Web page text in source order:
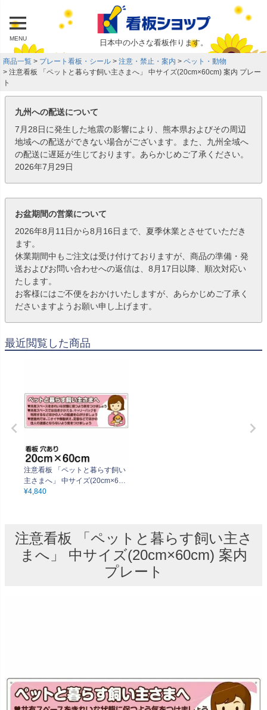
MENU 日本中の小さな看板作ります。
商品一覧 プレート看板・シール 注意・禁止・案内
ペット・動物
注意看板 「ペットと暮らす飼い主さまへ」 中サイズ(20cm×60cm) 案内 プレー
ト
九州への配送について
7月28日に発生した地震の影響により、熊本県およびその周辺
地域への配送ができない場合がございます。また、九州全域へ
の配送に遅延が生じております。あらかじめご了承ください。
2026年7月29日
お盆期間の営業について
2026年8月11日から8月16日まで、夏季休業とさせていただき
ます。
休業期間中もご注文は受け付けておりますが、商品の準備・発
送およびお問い合わせへの返信は、8月17日以降、順次対応い
たします。
お客様にはご不便をおかけいたしますが、あらかじめご了承く
ださいますようお願い申し上げます。
最近閲覧した商品
注意看板 「ペットと暮らす飼い
主さまへ」 中サイズ(20cm×60c
m) 案内 プレート
¥4,840
注意看板 「ペットと暮らす飼い主さ
まへ」 中サイズ(20cm×60cm) 案内
プレート